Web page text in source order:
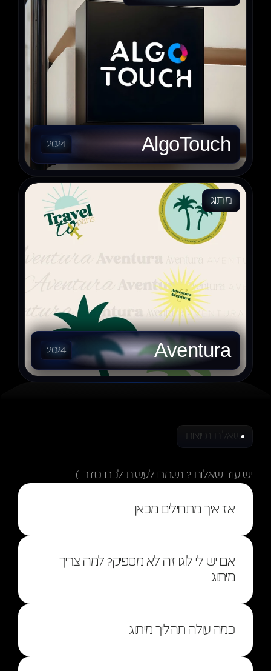
2024 AlgoTouch
2024 Aventura
מיתוג
אז איך מתחילים מכאן
מיתוג
כמה עולה תהליך מיתוג
שאלות נפוצות
תשובות שאלות
יש עוד שאלות ? נשמח לעשות לכם סדר :)